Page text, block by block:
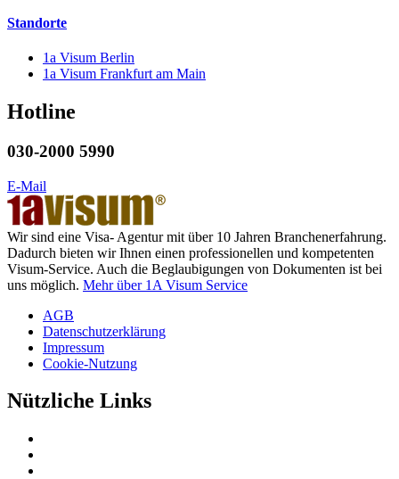
Standorte
1a Visum Berlin
1a Visum Frankfurt am Main
Hotline
030-2000 5990
E-Mail
Wir sind eine Visa- Agentur mit über 10 Jahren Branchenerfahrung.
Dadurch bieten wir Ihnen einen professionellen und kompetenten
Visum-Service. Auch die Beglaubigungen von Dokumenten ist bei
uns möglich. Mehr über 1A Visum Service
AGB
Datenschutzerklärung
Impressum
Cookie-Nutzung
Nützliche Links